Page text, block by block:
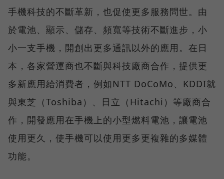
手機科技的不斷革新，也促使更多服務問世。由
於電池、顯示、儲存、頻寬等技術不斷進步，小
小一支手機，開創出更多通訊以外的應用。在日
本，各家營運商也不斷與科技廠商合作，提供更
多新應用給消費者，例如NTT DoCoMo、KDDI就
與東芝（Toshiba）、日立（Hitachi）等廠商合
作，開發應用在手機上的小型燃料電池，讓電池
使用更久，使手機可以使用更多更複雜的多媒體
功能。